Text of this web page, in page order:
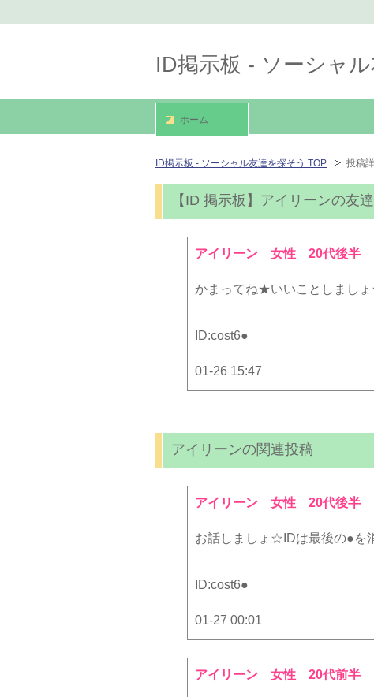
ID掲示板 - ソーシャル友達を探そう TOP 投稿
【ID 掲示板】アイリーンの友
アイリーン 女性 20代後半
かまってね★いいことしまし
ID:cost6●
01-26 15:47
アイリーンの関連投稿
アイリーン 女性 20代後半
お話しましょ☆IDは最後の●を
ID:cost6●
01-27 00:01
アイリーン 女性 20代前半
ID掲示板 - ソーシャ
ホーム